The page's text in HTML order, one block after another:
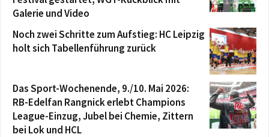
Galerie und Video
Noch zwei Schritte zum Aufstieg: HC Leipzig
holt sich Tabellenführung zurück
Das Sport-Wochenende, 9./10. Mai 2026:
RB-Edelfan Rangnick erlebt Champions
League-Einzug, Jubel bei Chemie, Zittern
bei Lok und HCL